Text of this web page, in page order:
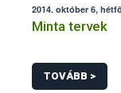
2014. október 6,
Minta tervek
TOVÁBB >